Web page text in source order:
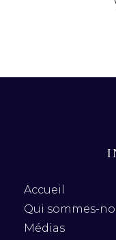
Accueil
Qui sommes-
Médias